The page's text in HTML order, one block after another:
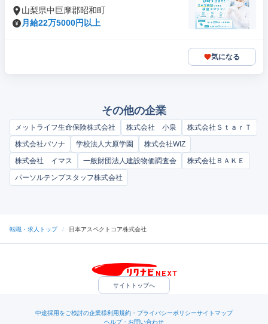
山梨県中巨摩郡昭和町
月給22万5000円以上
気になる
その他の企業
メットライフ生命保険株式会社 株式会社 小泉
株式会社ＳｔａｒＴ
株式会社パソナ
学校法人大原学園
株式会社WIZ
株式会社 イマス
一般財団法人建設物価調査会
株式会社ＢＡＫＥ
パーソルテンプスタッフ株式会社
転職・求人トップ / 日本アスペクトコア株式会社
サイトトップへ
中途採用をご検討の企業様利用規約・プライバシーポリシーサイトマップ
ヘルプ・お問い合わせ